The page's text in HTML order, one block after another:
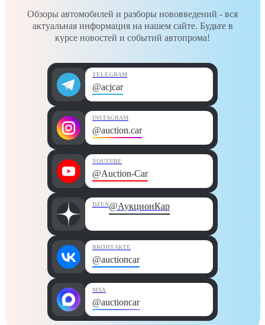
Обзоры автомобилей и разборы нововведений - вся
актуальная информация на нашем сайте. Будьте в
курсе новостей и событий автопрома!
TELEGRAM
@acjcar
INSTAGRAM
@auction.car
YOUTUBE
@Auction-Car
DZEN@АукционКар
ВКОНТАКТЕ
@auctioncar
MAX
@auctioncar